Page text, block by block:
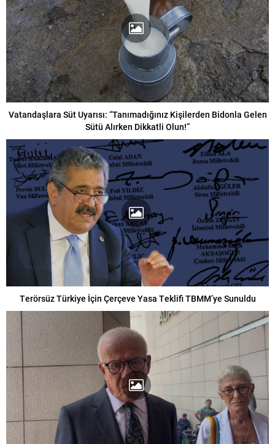
Vatandaşlara Süt Uyarısı: “Tanımadığınız Kişilerden Bidonla Gelen
Sütü Alırken Dikkatli Olun!”
Terörsüz Türkiye İçin Çerçeve Yasa Teklifi TBMM’ye Sunuldu